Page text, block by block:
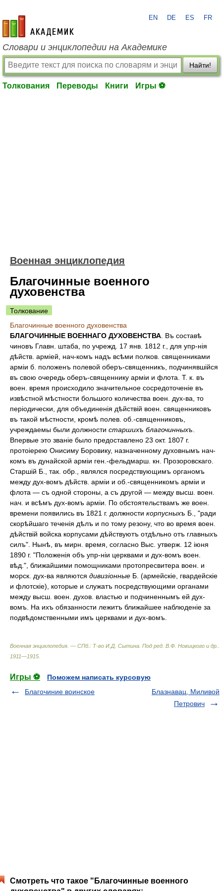
academic.ru
EN DE ES FR
Словари и энциклопедии на Академике
Найти!
Толкования Переводы Книги Игры ⚽
Военная энциклопедия
Благочинные военного
духовенства
Толкование
Благочинные военного духовенства
БЛАГОЧИННЫЕ ВОЕННАГО ДУХОВЕНСТВА . Въ составѣ
чиновъ Главн. штаба, по учрежд. 17 янв. 1812 г., для упр-нія
дѣйств. арміей, нач-комъ надъ всѣми полков. священниками
арміи б. положенъ полевой оберъ-священникъ, подчинявшійся
въ свою очередь оберъ-священнику арміи и флота. Т. к. въ
воен. время происходило значительное сосредоточеніе въ
извѣстной мѣстности большого количества воен. дух-ва, то
періодически, для объединенія дѣйствій воен. священниковъ
въ такой мѣстности, кромѣ полев. об.-священниковъ,
учреждаемы были должности старшихъ благочинныхъ
Впервые это званіе было предоставлено 23 окт. 1807 г.
протоіерею Онисиму Боровику, назначенному духовнымъ нач-
комъ въ дунайской арміи ген.-фельдмарш. кн. Прозоровскаго.
Старшій Б., так. обр., являлся посредствующимъ органомъ
между дух-вомъ дѣйств. арміи и об.-священникомъ арміи и
флота — съ одной стороны, а съ другой — между высш. воен.
нач. и всѣмъ дух-вомъ арміи. По обстоятельствамъ же воен.
времени появились въ 1821 г. должности корпусныхъ Б., "ради
скорѣйшаго теченія дѣлъ и по тому резону, что во время воен.
дѣйствій войска корпусами дѣйствуютъ отдѣльно отъ главныхъ
силъ". Нынѣ, въ мирн. время, согласно Выс. утверж. 12 іюня
1890 г. "Положенія объ упр-ніи церквами и дух-вомъ воен.
вѣд.", ближайшими помощниками протопресвитера воен. и
морск. дух-ва являются дивизіонные Б. (армейскіе, гвардейскіе
и флотскіе), которые и служатъ посредствующими органами
между высш. воен. духов. властью и подчиненнымъ ей дух-
вомъ. На ихъ обязанности лежитъ ближайшее наблюденіе за
подвѣдомственными имъ церквами и дух-вомъ.
Военная энциклопедия. — СПб.: Т-во И.Д. Сытина Под ред. В.Ф. Новицкого и др.
1911—1915
Игры ⚽
Поможем написать курсовую
Благочиние воинское
Блазнавац, Миливой
Петрович
Смотреть что такое "Благочинные военного